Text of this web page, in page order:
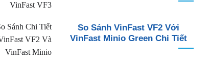
So Sánh VinFast VF2 Với
VinFast Minio Green Chi Tiết